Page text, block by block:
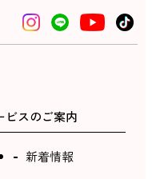
ビスのご案内
新着情報